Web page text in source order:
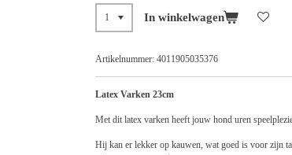
In winkelwagen
Artikelnummer: 4011905035376
Latex Varken 23cm
Met dit latex varken heeft jouw hond uren
Hij kan er lekker op kauwen, wat goed is voor zijn